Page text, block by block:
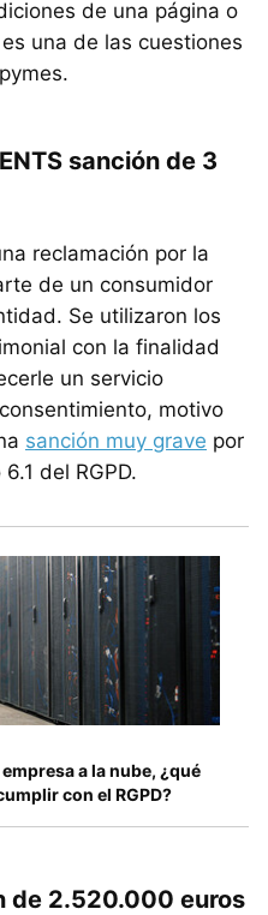
de una página o
una de las cuestiones
sanción de 3
reclamación por la
de un consumidor
Se utilizaron los
con la finalidad
un servicio
motivo
sanción muy grave por
del RGPD.
a la nube, ¿qué
con el RGPD?
de 2.520.000 euros